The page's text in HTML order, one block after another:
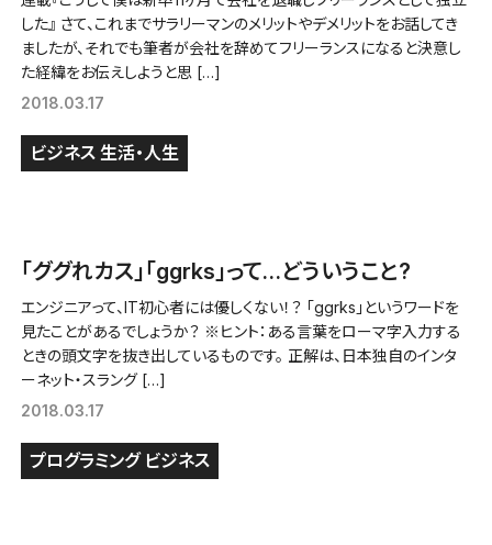
した』 さて、これまでサラリーマンのメリットやデメリットをお話してき
ましたが、それでも筆者が会社を辞めてフリーランスになると決意し
た経緯をお伝えしようと思 […]
2018.03.17
ビジネス 生活・人生
「ググれカス」「ggrks」って…どういうこと?
エンジニアって、IT初心者には優しくない！？ 「ggrks」というワードを
見たことがあるでしょうか？ ※ヒント：ある言葉をローマ字入力する
ときの頭文字を抜き出しているものです。 正解は、日本独自のインタ
ーネット・スラング […]
2018.03.17
プログラミング ビジネス